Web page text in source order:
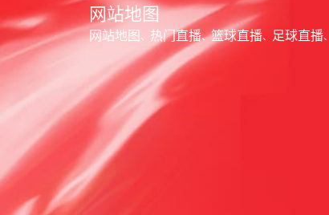
网站地图
网站地图 热门直播 篮球直播 足球直播